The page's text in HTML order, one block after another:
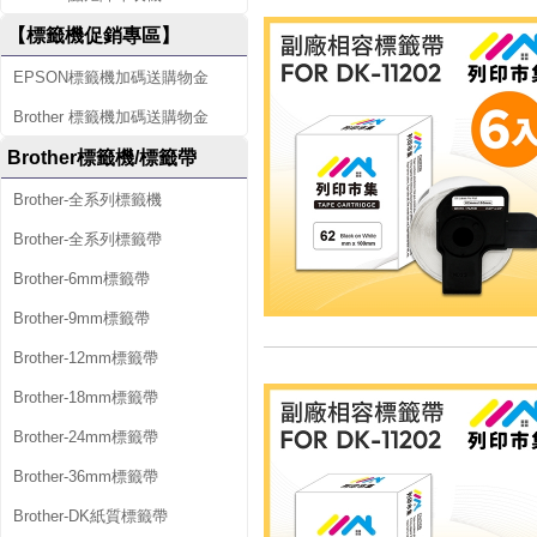
【標籤機促銷專區】
EPSON標籤機加碼送購物金
Brother 標籤機加碼送購物金
Brother標籤機/標籤帶
Brother-全系列標籤機
Brother-全系列標籤帶
Brother-6mm標籤帶
Brother-9mm標籤帶
Brother-12mm標籤帶
Brother-18mm標籤帶
Brother-24mm標籤帶
Brother-36mm標籤帶
Brother-DK紙質標籤帶